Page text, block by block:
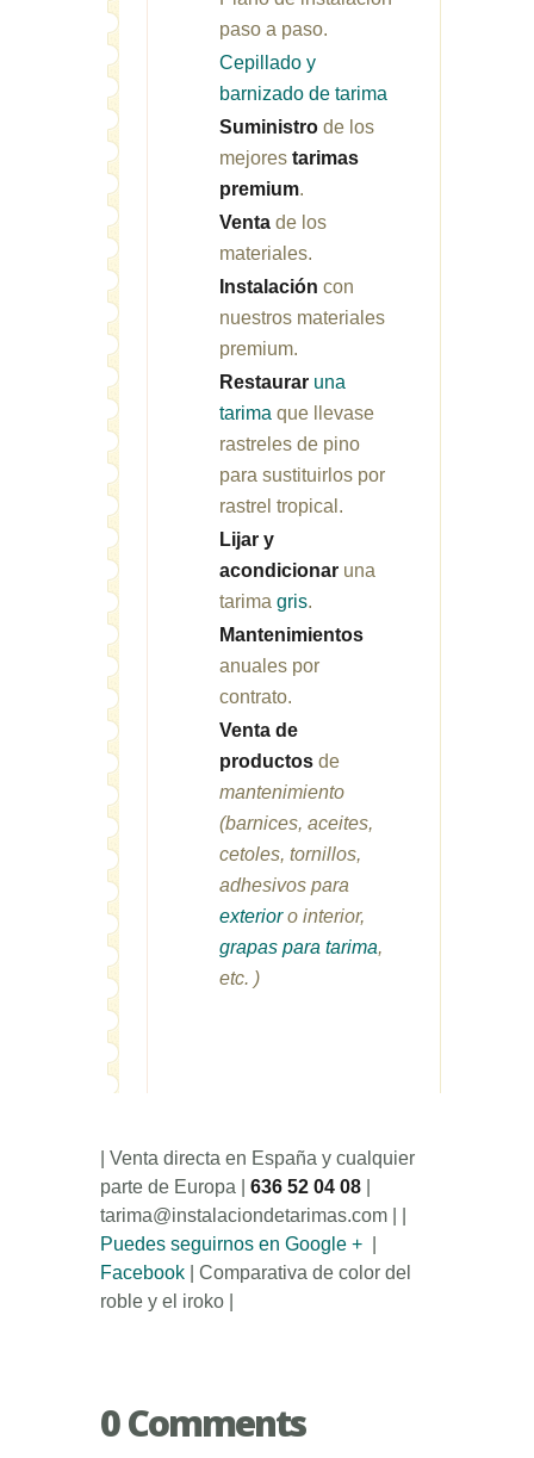
paso a paso.
Cepillado y
barnizado de tarima
Suministro de los
mejorestarimas
premium.
Venta de los
materiales.
Instalación con
nuestros materiales
premium.
Restaurar una
tarima que llevase
rastreles de pino
para sustituirlos por
rastrel tropical.
Lijar y
acondicionar una
tarimagris.
Mantenimientos
anuales por
contrato.
Venta de
productos de
mantenimiento
(barnices, aceites,
cetoles, tornillos,
adhesivos para
exterioro interior,
grapas para tarima,
etc. )
| Venta directa en España y cualquier
parte de Europa | 636 52 04 08
tarima@instalaciondetarimas.com | |
Puedes seguirnos en Google +
Facebook | Comparativa de color del
roble y el iroko |
0 Comments